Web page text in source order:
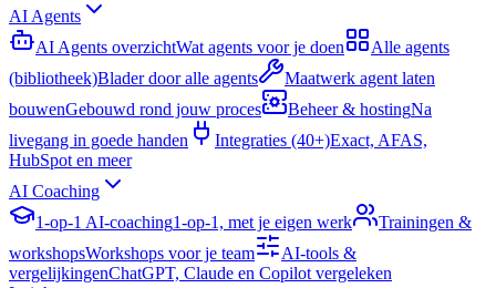
AI Agents
AI Agents overzichtWat agents voor je doen
Alle agents
(bibliotheek)Blader door alle agents
Maatwerk agent laten
bouwenGebouwd rond jouw proces Beheer & hostingNa
livegang in goede handen
Integraties (40+)Exact, AFAS,
HubSpot en meer
AI Coaching
1-op-1 AI-coaching1-op-1, met je eigen werk
Trainingen &
workshopsWorkshops voor je team
AI-tools &
vergelijkingenChatGPT, Claude en Copilot vergeleken